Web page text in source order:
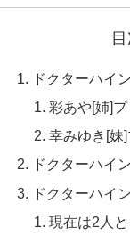
ドクターハイ
彩あや[姉]
幸みゆき[妹
ドクターハイ
ドクターハイ
現在は2人